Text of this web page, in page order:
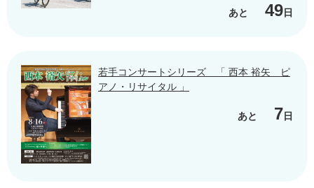
あと 49日
若手コンサートシリーズ 「 西本 裕矢 ピ
アノ・リサイタル 」
あと 7日